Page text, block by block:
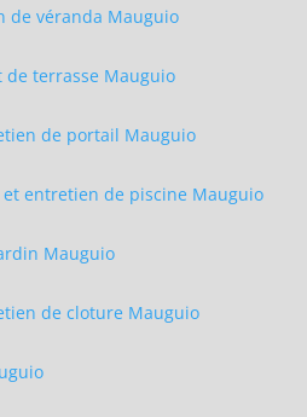
de véranda Mauguio
de terrasse Mauguio
de portail Mauguio
entretien de piscine Mauguio
Mauguio
de cloture Mauguio